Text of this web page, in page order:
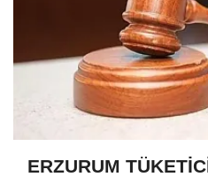
ERZURUM